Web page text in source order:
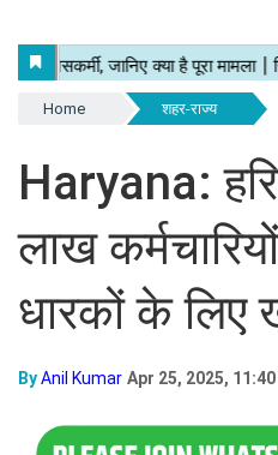
Home शहर-राज्य
Haryana:
लाख
धारकों के लिए
ByAnil Kumar Apr 25, 2025,